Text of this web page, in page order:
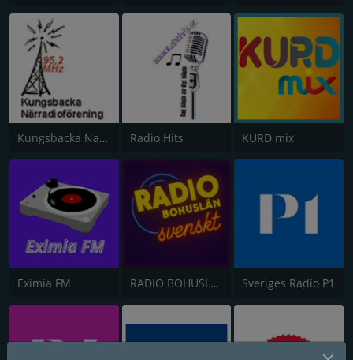
Kungsbacka Narradioforening 95.2 Radio Hits KURD mix
Eximia FM RADIO BOHUSLÄN SVENSKT Sveriges Radio P1